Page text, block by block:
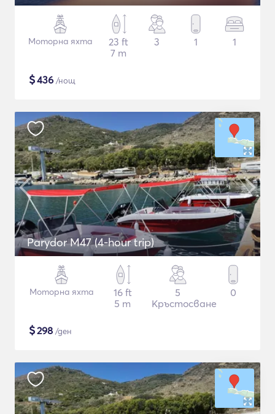
Моторна яхта
23 ft
7 m
3 1 1
$436 /нощ
Parydor M47 (4-hour trip)
Моторна яхта
16 ft
5 m
5
Кръстосване
0
$298 /ден